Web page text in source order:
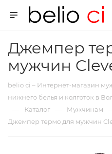
Джемпер
мужчин
belio ci – Интернет-магазин
нижнего белья и колготок в
— Каталог — Мужчинам
Джемпер термо для мужчин